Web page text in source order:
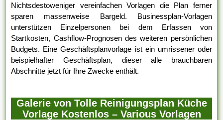
Nichtsdestoweniger vereinfachen Vorlagen die Plan ferner
sparen massenweise Bargeld. Businessplan-Vorlagen
unterstützen Einzelpersonen bei dem Erfassen von
Startkosten, Cashflow-Prognosen des weiteren persönlichen
Budgets. Eine Geschäftsplanvorlage ist ein umrissener oder
beispielhafter Geschäftsplan, dieser alle brauchbaren
Abschnitte jetzt für Ihre Zwecke enthält.
Galerie von Tolle Reinigungsplan Küche
Vorlage Kostenlos – Various Vorlagen